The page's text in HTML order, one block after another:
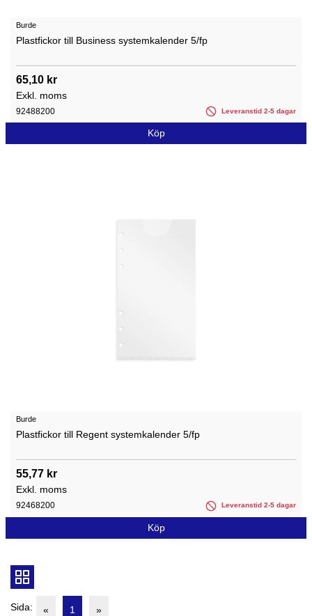
Burde
Plastfickor till Business systemkalender 5/fp
65,10 kr
Exkl. moms
92488200 Leveranstid 2-5 dagar
Köp
Burde
Plastfickor till Regent systemkalender 5/fp
55,77 kr
Exkl. moms
92468200 Leveranstid 2-5 dagar
Köp
Sida: « 1 »